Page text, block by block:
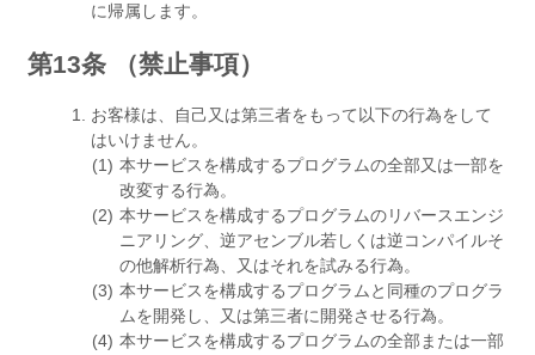
に帰属します。
第13条 （禁止事項）
お客様は、自己又は第三者をもって以下の行為をして
はいけません。
本サービスを構成するプログラムの全部又は一部を
改変する行為。
本サービスを構成するプログラムのリバースエンジ
ニアリング、逆アセンブル若しくは逆コンパイルそ
の他解析行為、又はそれを試みる行為。
本サービスを構成するプログラムと同種のプログラ
ムを開発し、又は第三者に開発させる行為。
本サービスを構成するプログラムの全部または一部